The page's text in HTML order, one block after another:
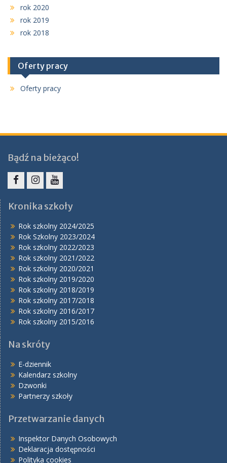
rok 2020
rok 2019
rok 2018
Oferty pracy
Oferty pracy
Bądź na bieżąco!
Kronika szkoły
Rok szkolny 2024/2025
Rok Szkolny 2023/2024
Rok szkolny 2022/2023
Rok szkolny 2021/2022
Rok szkolny 2020/2021
Rok szkolny 2019/2020
Rok szkolny 2018/2019
Rok szkolny 2017/2018
Rok szkolny 2016/2017
Rok szkolny 2015/2016
Na skróty
E-dziennik
Kalendarz szkolny
Dzwonki
Partnerzy szkoły
Przetwarzanie danych
Inspektor Danych Osobowych
Deklaracja dostępności
Polityka cookies